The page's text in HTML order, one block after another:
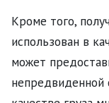
Кроме того,
использован в
может
непредвиденной